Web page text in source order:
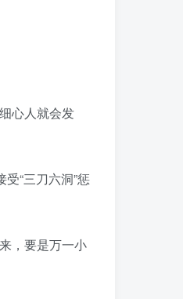
心人就会发
“三刀六洞”惩
，要是万一小